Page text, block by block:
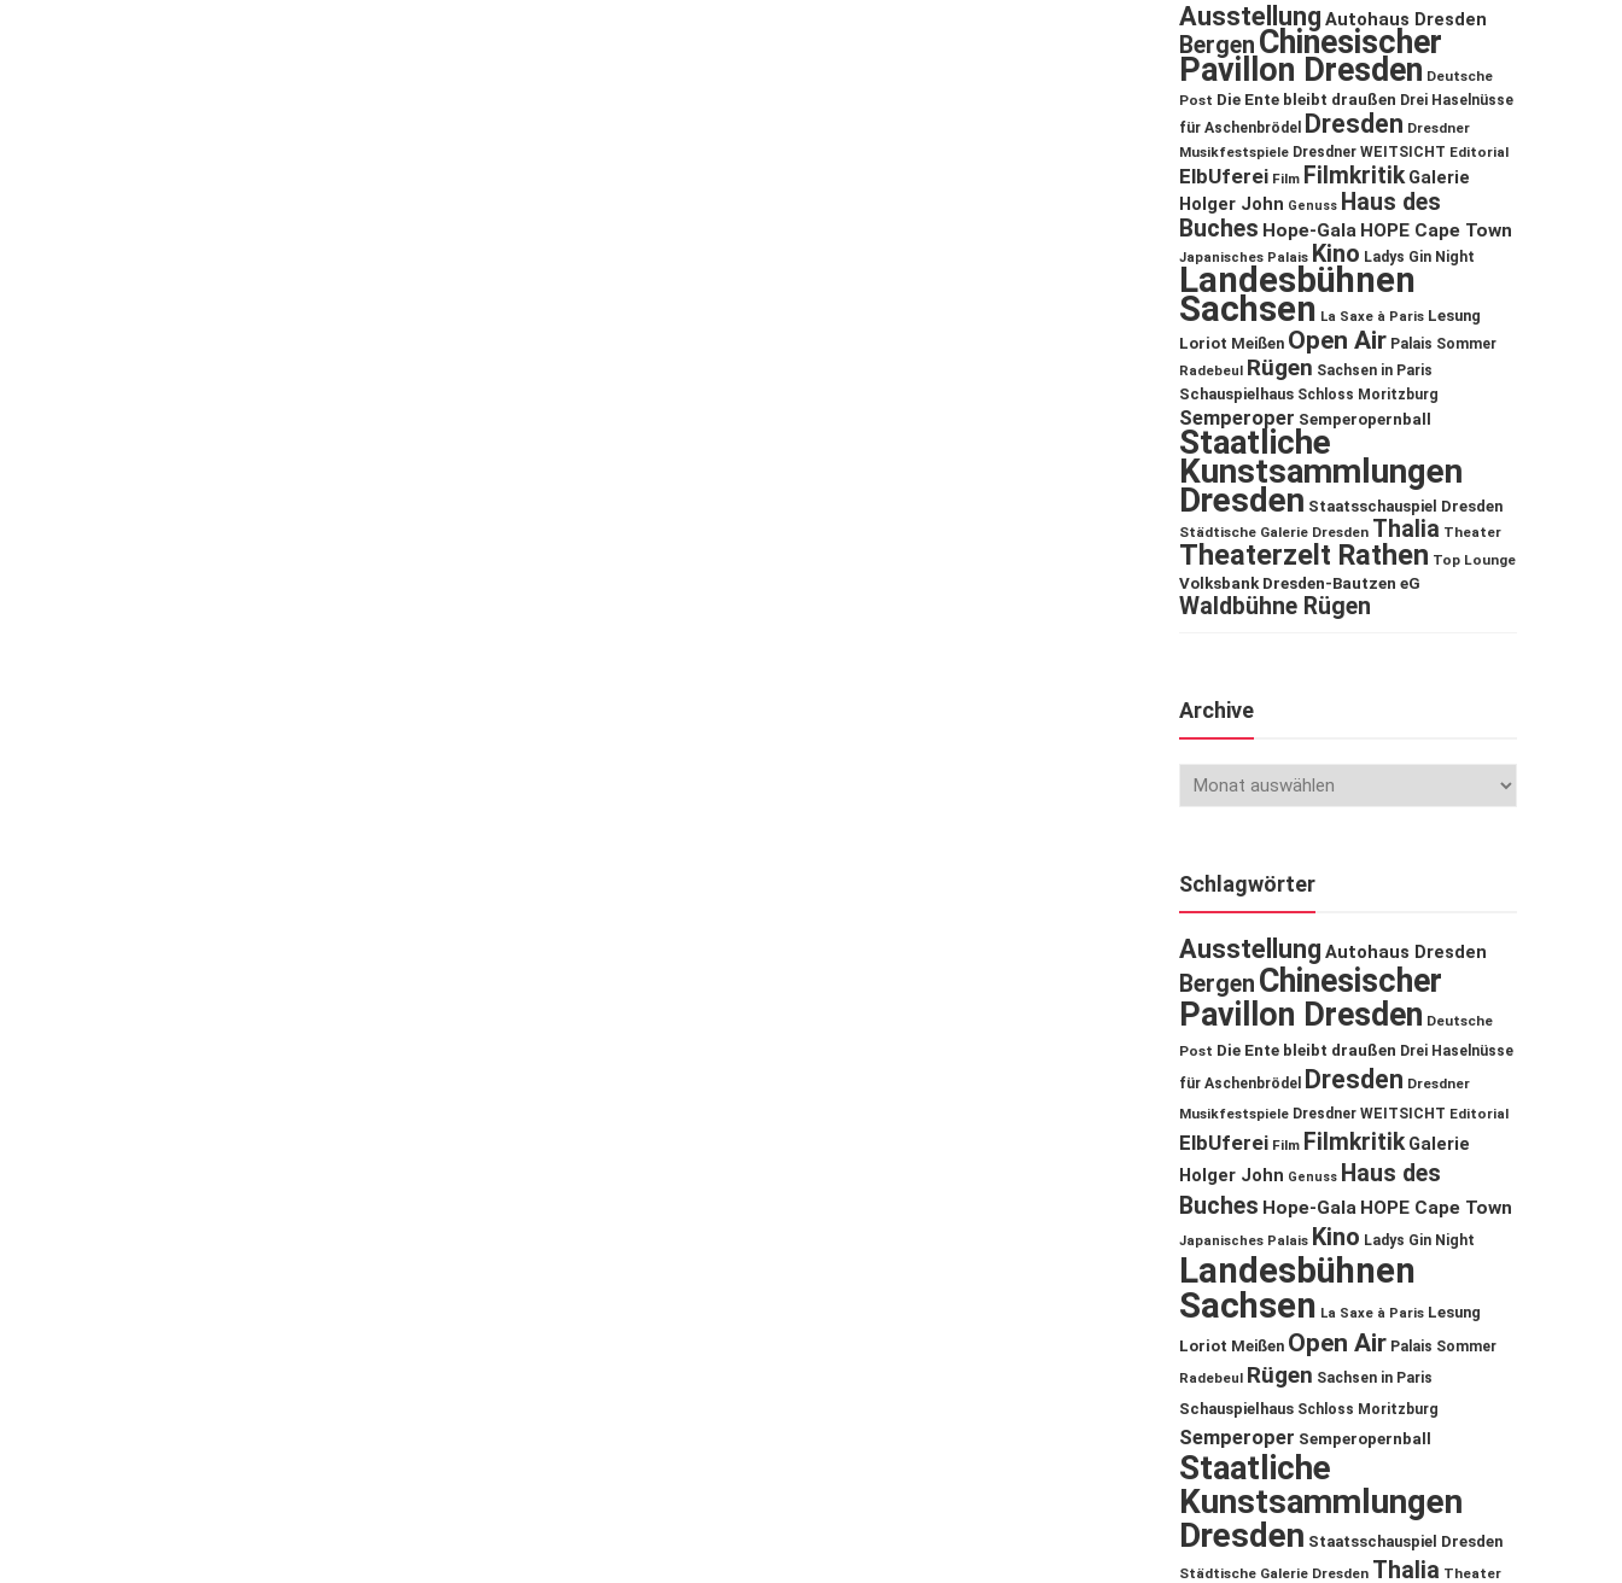
Ausstellung Autohaus Dresden
Bergen Chinesischer
Pavillon Dresden Deutsche
Post Die Ente bleibt draußen Drei Haselnüsse
für Aschenbrödel
Dresden Dresdner
Musikfestspiele Dresdner WEITSICHT Editorial
ElbUferei Film Filmkritik Galerie
Holger John Genuss Haus des
Buches Hope-Gala HOPE Cape Town
Japanisches Palais Kino Ladys Gin Night
Landesbühnen
Sachsen La Saxe à Paris Lesung
Loriot Meißen Open Air Palais Sommer
Radebeul Rügen Sachsen in Paris
Schauspielhaus Schloss Moritzburg
Semperoper Semperopernball
Staatliche
Kunstsammlungen
Dresden Staatsschauspiel Dresden
Städtische Galerie Dresden Thalia Theater
Theaterzelt Rathen Top Lounge
Volksbank Dresden-Bautzen eG
Waldbühne Rügen
Archive
Schlagwörter
Ausstellung Autohaus Dresden
Bergen Chinesischer
Pavillon Dresden Deutsche
Post Die Ente bleibt draußen Drei Haselnüsse
für Aschenbrödel
Dresden Dresdner
Musikfestspiele Dresdner WEITSICHT Editorial
ElbUferei Film Filmkritik Galerie
Holger John Genuss Haus des
Buches Hope-Gala HOPE Cape Town
Japanisches Palais Kino Ladys Gin Night
Landesbühnen
Sachsen La Saxe à Paris Lesung
Loriot Meißen Open Air Palais Sommer
Radebeul Rügen Sachsen in Paris
Schauspielhaus Schloss Moritzburg
Semperoper Semperopernball
Staatliche
Kunstsammlungen
Dresden Staatsschauspiel Dresden
Städtische Galerie Dresden Thalia Theater